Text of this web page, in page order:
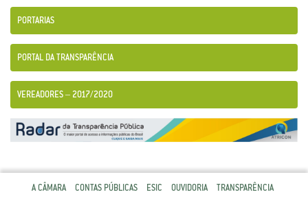
PORTARIAS
PORTAL DA TRANSPARÊNCIA
VEREADORES – 2017/2020
A CÂMARA CONTAS PÚBLICAS ESIC OUVIDORIA TRANSPARÊNCIA